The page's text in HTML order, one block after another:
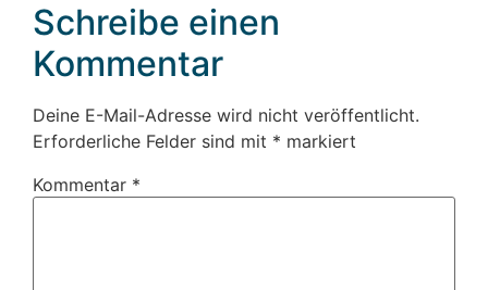
Schreibe einen
Kommentar
Deine E-Mail-Adresse wird nicht veröffentlicht.
Erforderliche Felder sind mit * markiert
Kommentar *